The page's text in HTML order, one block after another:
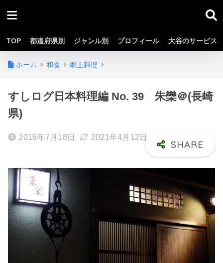
TOP 都道府県別 ジャンル別 プロフィール 大谷のサービス
ホーム 和食 郷土料理
すしログ日本料理編 No. 39 朱欒＠(長崎
県)
2016年7月18日 2021年4月12日